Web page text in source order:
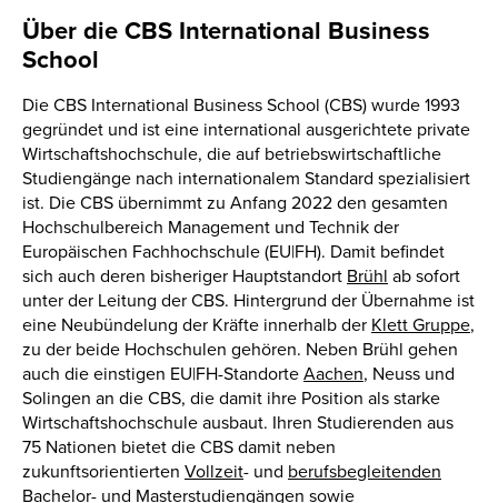
Über die CBS International Business
School
Die CBS International Business School (CBS) wurde 1993
gegründet und ist eine international ausgerichtete private
Wirtschaftshochschule, die auf betriebswirtschaftliche
Studiengänge nach internationalem Standard spezialisiert
ist. Die CBS übernimmt zu Anfang 2022 den gesamten
Hochschulbereich Management und Technik der
Europäischen Fachhochschule (EU|FH). Damit befindet
sich auch deren bisheriger Hauptstandort Brühl ab sofort
unter der Leitung der CBS. Hintergrund der Übernahme ist
eine Neubündelung der Kräfte innerhalb der Klett Gruppe,
zu der beide Hochschulen gehören. Neben Brühl gehen
auch die einstigen EU|FH-Standorte Aachen, Neuss und
Solingen an die CBS, die damit ihre Position als starke
Wirtschaftshochschule ausbaut. Ihren Studierenden aus
75 Nationen bietet die CBS damit neben
zukunftsorientierten Vollzeit- und berufsbegleitenden
Bachelor- und Masterstudiengängen sowie